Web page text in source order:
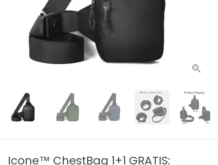
Icone™ ChestBag 1+1 GRATIS: